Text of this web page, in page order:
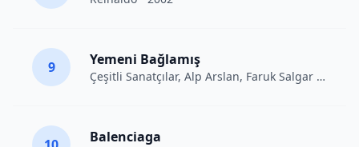
9 Yemeni Bağlamış
Çeşitli Sanatçılar, Alp Arslan, Faruk Salgar • 2012
Balenciaga